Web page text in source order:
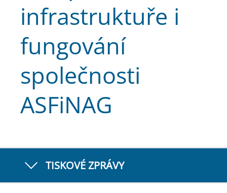
infrastruktuře i
fungování
společnosti
ASFiNAG
TISKOVÉ ZPRÁVY